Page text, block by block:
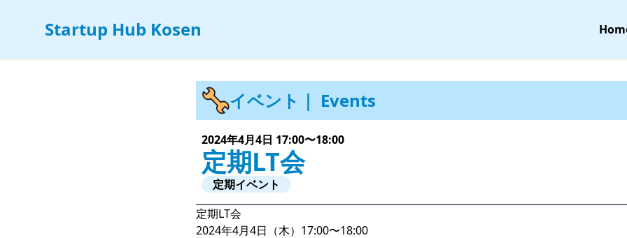
Startup Hub Kosen
イベント｜ Events
2024年4月4日 17:00〜18:00
定期LT会
定期イベント
定期LT会
2024年4月4日（木）17:00〜18:00